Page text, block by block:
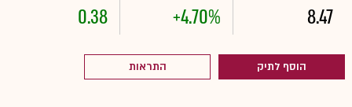
8.47
+4.70%
0.38
הוסף לתיק התראות